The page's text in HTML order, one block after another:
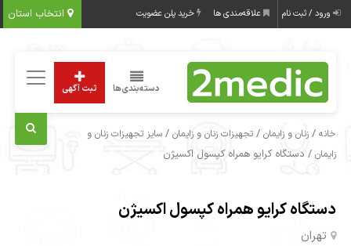
انتخاب استان ورود / ثبت نام علاقه‌مندی ها خرید پلن عضویت
دسته‌بندی‌ها ثبت آگهی
خانه /زنان و زایمان /تجهیزات زنان و زایمان /سایز تجهیزات زنان و
زایمان / دستگاه کرایو همراه کپسول اکسیژن
دستگاه کرایو همراه کپسول اکسیژن
تهران